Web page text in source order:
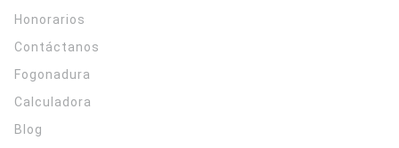
Honorarios
Contáctanos
Fogonadura
Calculadora
Blog